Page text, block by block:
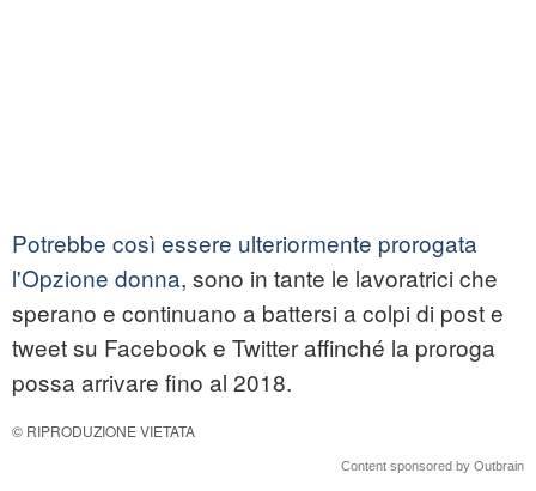
Potrebbe così essere ulteriormente prorogata
l'Opzione donna, sono in tante le lavoratrici che
sperano e continuano a battersi a colpi di post e
tweet su Facebook e Twitter affinché la proroga
possa arrivare fino al 2018.
© RIPRODUZIONE VIETATA
Content sponsored by Outbrain